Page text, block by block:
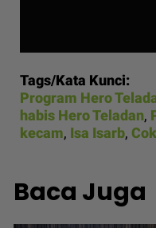
Tags/Kata Kunci:
Program Hero
habis Hero Teladan,
kecam, Isa Isarb,
Baca Juga